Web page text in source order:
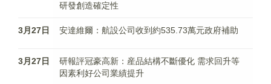
研發創造確定性
3月27日 安達維爾：航設公司收到約535.73萬元政府補助
3月27日
研報評冠豪高新：産品結構不斷優化 需求回升等
因素利好公司業績提升